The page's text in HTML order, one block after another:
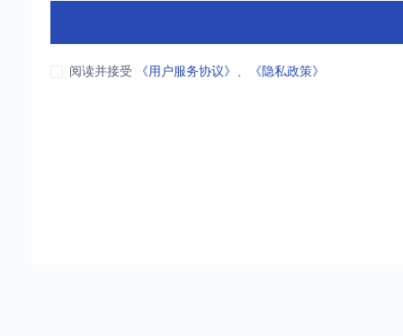
阅读并接受 《用户服务协议》 、 《隐私政策》